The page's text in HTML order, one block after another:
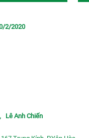
2/2020
Lê Anh Chiến